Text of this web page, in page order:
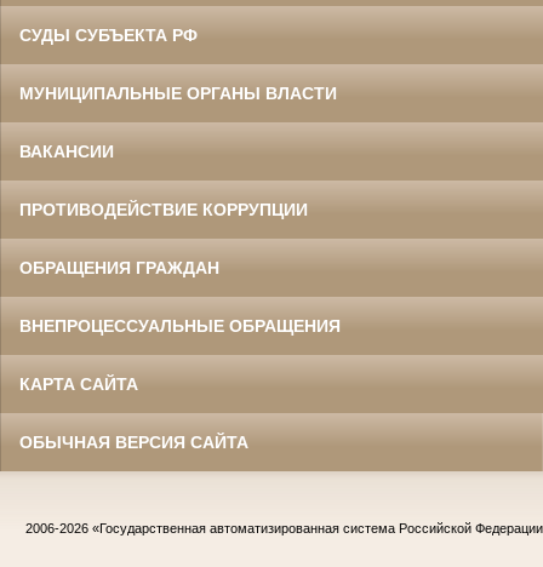
СУДЫ СУБЪЕКТА РФ
МУНИЦИПАЛЬНЫЕ ОРГАНЫ ВЛАСТИ
ВАКАНСИИ
ПРОТИВОДЕЙСТВИЕ КОРРУПЦИИ
ОБРАЩЕНИЯ ГРАЖДАН
ВНЕПРОЦЕССУАЛЬНЫЕ ОБРАЩЕНИЯ
КАРТА САЙТА
ОБЫЧНАЯ ВЕРСИЯ САЙТА
2006-2026 «Государственная автоматизированная система Российской